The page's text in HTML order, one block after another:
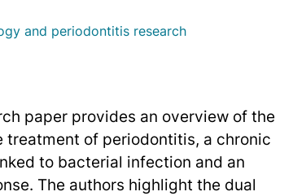
and periodontitis research
paper provides an overview of the
treatment of periodontitis, a chronic
to bacterial infection and an
The authors highlight the dual